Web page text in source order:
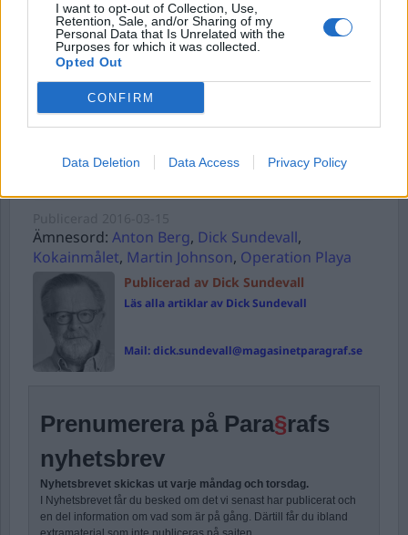
I want to opt-out of Collection, Use,
Retention, Sale, and/or Sharing of my
Personal Data that Is Unrelated with the
Purposes for which it was collected.
Opted Out
CONFIRM
Data Deletion Data Access Privacy Policy
Remember Me
Stöd Para§rafs bevakning av rättssäkerheten
Ämnesord: Anton Berg, Dick Sundevall,
Kokainmålet, Martin Johnson, Operation Playa
Publicerad av Dick Sundevall
Läs alla artiklar av Dick Sundevall
Mail:dick.sundevall@magasinetparagraf.se
Prenumerera på Para§rafs
nyhetsbrev
Nyhetsbrevet skickas ut varje måndag och torsdag.
I Nyhetsbrevet får du besked om det vi senast har publicerat och
en del information om vad som är på gång. Därtill får du ibland